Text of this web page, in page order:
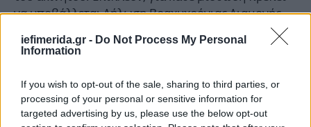
iefimerida.gr - Do Not Process My Personal
Information
If you wish to opt-out of the sale, sharing to third parties, or
processing of your personal or sensitive information for
targeted advertising by us, please use the below opt-out
να υποβάλλεται Δήλωση Βραχυχρόνιας Διαμονής,
αριθμό των ακινήτων που εκμισθώνονται.
πληρούν τις προϋποθέσεις, ο φόρος υπολογίζεται
ως εισόδημα από ακίνητη περιουσία. Αντίθετα, αν
εκμισθώνονται τρία ή περισσότερα ακίνητα, το